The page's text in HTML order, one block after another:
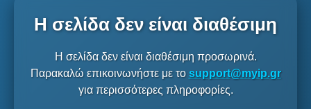
Η σελίδα δεν είναι διαθέσιμη
Η σελίδα δεν είναι διαθέσιμη προσωρινά.
Παρακαλώ επικοινωνήστε με το support@myip.gr
για περισσότερες πληροφορίες.